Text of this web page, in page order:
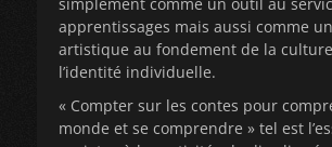
simplement comme un outil au
apprentissages mais aussi comme
artistique au fondement de la
l’identité individuelle.
« Compter sur les contes pour
monde et se comprendre » tel est